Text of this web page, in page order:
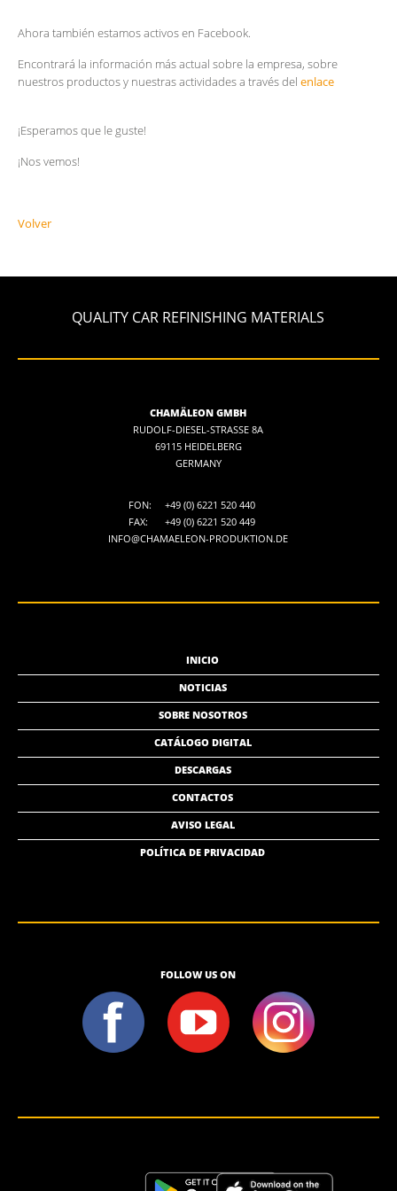
Ahora también estamos activos en Facebook.
Encontrará la información más actual sobre la empresa, sobre
nuestros productos y nuestras actividades a través del enlace
¡Esperamos que le guste!
¡Nos vemos!
Volver
QUALITY CAR REFINISHING MATERIALS
CHAMÄLEON GMBH
RUDOLF-DIESEL-STRASSE 8A
69115 HEIDELBERG
GERMANY
FON:
+49 (0) 6221 520 440
FAX:
+49 (0) 6221 520 449
INFO@CHAMAELEON-PRODUKTION.DE
INICIO
NOTICIAS
SOBRE NOSOTROS
CATÁLOGO DIGITAL
DESCARGAS
CONTACTOS
AVISO LEGAL
POLÍTICA DE PRIVACIDAD
FOLLOW US ON